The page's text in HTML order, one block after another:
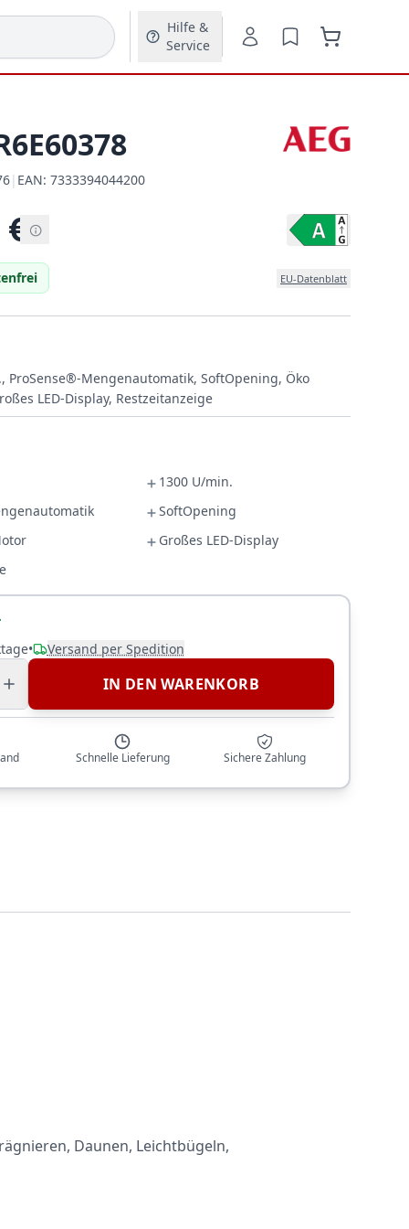
Hilfe &
Service
|
EAN:
EAN: 7333394044200
€
EU-Datenblatt
ProSense®-Mengenautomatik, SoftOpening, Öko
LED-Display, Restzeitanzeige
1300 U/min.
SoftOpening
Großes LED-Display
• Versand per Spedition
IN DEN WARENKORB
Schnelle Lieferung Sichere Zahlung
Daunen, Leichtbügeln,